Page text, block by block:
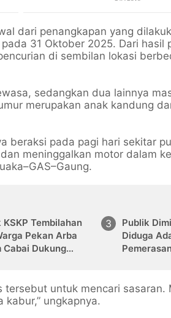
dari penangkapan yang
31 Oktober 2025. Dari hasil
di sembilan lokasi
sedangkan dua lainnya
merupakan anak kandung
beraksi pada pagi hari sekitar
meninggalkan motor dalam
KSKP Tembilahan
Pekan Arba
Cabai Dukung
Publik
Diduga
untuk mencari sasaran.
ungkapnya.